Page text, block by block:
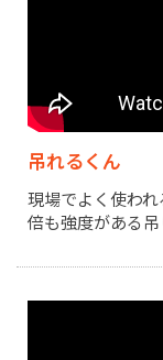
吊れるくん
現場でよく使わ
倍も強度がある